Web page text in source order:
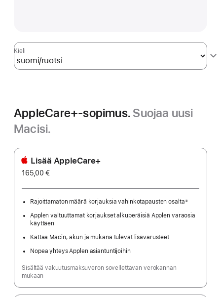
Kieli
AppleCare+-sopimus. Suojaa uusi
Macisi.
Lisää AppleCare+
165,00 €
Rajoittamaton määrä korjauksia vahinkotapausten osalta
Alaviite
②
Applen valtuuttamat korjaukset alkuperäisiä Applen varaosia
käyttäen
Kattaa Macin, akun ja mukana tulevat lisävarusteet
Nopea yhteys Applen asiantuntijoihin
Sisältää vakuutusmaksuveron sovellettavan verokannan
mukaan